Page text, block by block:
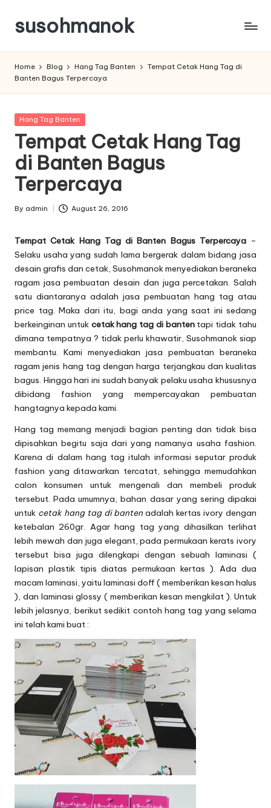
Skip
content
susohmanok
Home Blog Hang Tag Banten
Tempat Cetak Hang Tag di
Banten Bagus Terpercaya
Posted
Hang Tag Banten
Tempat Cetak Hang Tag
di Banten Bagus
Terpercaya
Posted
By admin August 26, 2016
Tempat Cetak Hang Tag di Banten Bagus Terpercaya–
Selaku usaha yang sudah lama bergerak dalam bidang jasa
desain grafis dan cetak, Susohmanok menyediakan beraneka
ragam jasa pembuatan desain dan juga percetakan. Salah
satu diantaranya adalah jasa pembuatan hang tag atau
price tag. Maka dari itu, bagi anda yang saat ini sedang
berkeinginan untuk cetak hang tag di bantentapi tidak tahu
dimana tempatnya ? tidak perlu khawatir, Susohmanok siap
membantu. Kami menyediakan jasa pembuatan beraneka
ragam jenis hang tag dengan harga terjangkau dan kualitas
bagus. Hingga hari ini sudah banyak pelaku usaha khususnya
dibidang fashion yang mempercayakan pembuatan
hangtagnya kepada kami.
Hang tag memang menjadi bagian penting dan tidak bisa
dipisahkan begitu saja dari yang namanya usaha fashion.
Karena di dalam hang tag itulah informasi seputar produk
fashion yang ditawarkan tercatat, sehingga memudahkan
calon konsumen untuk mengenali dan membeli produk
tersebut. Pada umumnya, bahan dasar yang sering dipakai
untuk cetak hang tag di banten adalah kertas ivory dengan
ketebalan 260gr. Agar hang tag yang dihasilkan terlihat
lebih mewah dan juga elegant, pada permukaan kerats ivory
tersebut bisa juga dilengkapi dengan sebuah laminasi (
lapisan plastik tipis diatas permukaan kertas ). Ada dua
macam laminasi, yaitu laminasi doff ( memberikan kesan halus
), dan laminasi glossy ( memberikan kesan mengkilat ). Untuk
lebih jelasnya, berikut sedikit contoh hang tag yang selama
ini telah kami buat :